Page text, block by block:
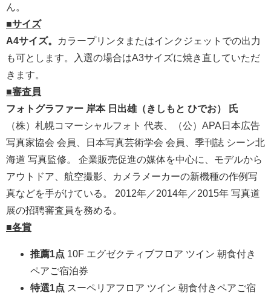
ん。
■サイズ
A4サイズ。
カラープリンタまたはインクジェットでの出力
も可とします。入選の場合はA3サイズに焼き直していただ
きます。
■審査員
フォトグラファー 岸本 日出雄（きしもと ひでお） 氏
（株）札幌コマーシャルフォト 代表、（公）APA日本広告
写真家協会 会員、日本写真芸術学会 会員、季刊誌 シーン北
海道 写真監修。 企業販売促進の媒体を中心に、モデルから
アウトドア、航空撮影、カメラメーカーの新機種の作例写
真などを手がけている。 2012年／2014年／2015年 写真道
展の招聘審査員を務める。
■各賞
推薦1点 10F エグゼクティブフロア ツイン 朝食付き
ペアご宿泊券
特選1点 スーペリアフロア ツイン 朝食付きペアご宿